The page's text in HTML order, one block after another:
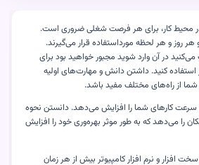
در محیط کار، برای هر فرصت شغلی ضروری است.
روز و هر لحظه مورداستفاده قرار می‌گیرند.
در آن وارد شوید مجبور خواهید بود برای
استفاده کنید. داشتن دانش و مهارت‌های اولیه
از راه‌های مختلف مفید باشد.
سرعت کارهای شما را افزایش می‌دهد. دانستن نحوه
را می‌دهد که به طور موثر بهره‌وری خود را افزایش
افزار و نرم افزار کامپیوتر بیش از هر زمان